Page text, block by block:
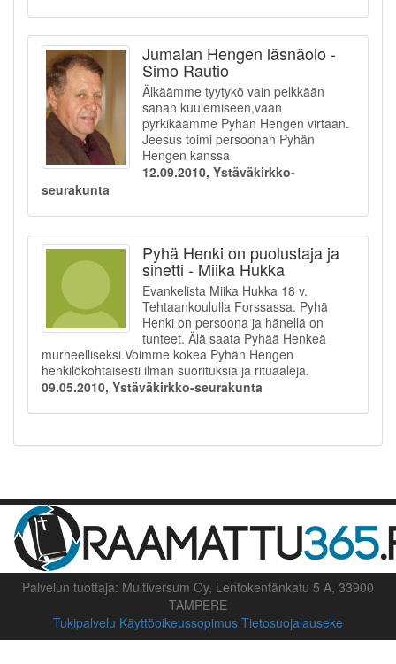
Jumalan Hengen läsnäolo -
Simo Rautio
Älkäämme tyytykö vain pelkkään
sanan kuulemiseen,vaan
pyrkikäämme Pyhän Hengen virtaan.
Jeesus toimi persoonan Pyhän
Hengen kanssa
12.09.2010, Ystäväkirkko-
seurakunta
Pyhä Henki on puolustaja ja
sinetti - Miika Hukka
Evankelista Miika Hukka 18 v.
Tehtaankoululla Forssassa. Pyhä
Henki on persoona ja hänellä on
tunteet. Älä saata Pyhää Henkeä
murheelliseksi.Voimme kokea Pyhän Hengen
henkilökohtaisesti ilman suorituksia ja rituaaleja.
09.05.2010, Ystäväkirkko-seurakunta
Palvelun tuottaja: Multiversum Oy, Lentokentänkatu 5 A, 33900
TAMPERE
Tukipalvelu Käyttöoikeussopimus Tietosuojalauseke